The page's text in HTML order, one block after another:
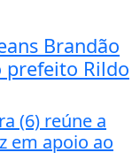
Brandão
prefeito Rildo
(6) reúne a
em apoio ao